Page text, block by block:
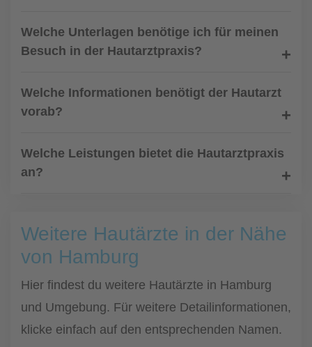
Welche Unterlagen benötige ich für meinen
Besuch in der Hautarztpraxis?
Welche Informationen benötigt der Hautarzt
vorab?
Welche Leistungen bietet die Hautarztpraxis
an?
Weitere Hautärzte in der Nähe
von Hamburg
Hier findest du weitere Hautärzte in Hamburg
und Umgebung. Für weitere Detailinformationen,
klicke einfach auf den entsprechenden Namen.